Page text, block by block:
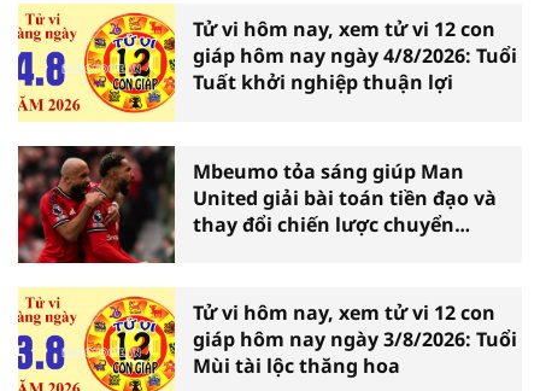
Tử vi hôm nay, xem tử vi 12 con
giáp hôm nay ngày 4/8/2026: Tuổi
Tuất khởi nghiệp thuận lợi
Mbeumo tỏa sáng giúp Man
United giải bài toán tiền đạo và
thay đổi chiến lược chuyển
Tử vi hôm nay, xem tử vi 12 con
giáp hôm nay ngày 3/8/2026: Tuổi
Mùi tài lộc thăng hoa